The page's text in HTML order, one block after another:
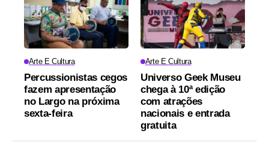
Arte E Cultura
Percussionistas cegos
fazem apresentação
no Largo na próxima
sexta-feira
Arte E Cultura
Universo Geek Museu
chega à 10ª edição
com atrações
nacionais e entrada
gratuita